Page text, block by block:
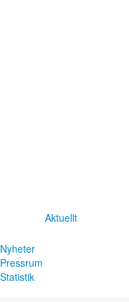
Aktuellt
Nyheter
Pressrum
Statistik